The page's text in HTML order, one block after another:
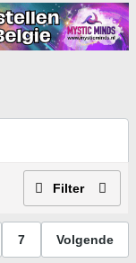
Filter
7 Volgende